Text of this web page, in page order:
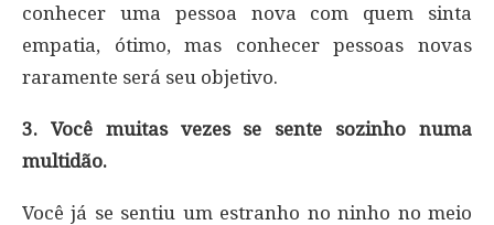
conhecer uma pessoa nova com quem sinta
empatia, ótimo, mas conhecer pessoas novas
raramente será seu objetivo.
3. Você muitas vezes se sente sozinho numa
multidão.
Você já se sentiu um estranho no ninho no meio